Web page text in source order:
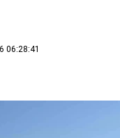
06:28:41